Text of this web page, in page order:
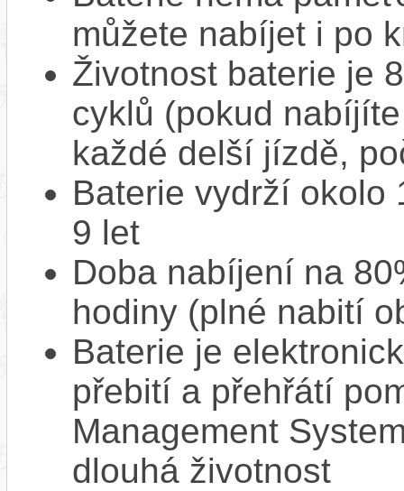
můžete nabíjet i po
Životnost baterie je
cyklů (pokud
každé delší jízdě,
Baterie vydrží okolo
9 let
Doba nabíjení na
hodiny (plné nabití
Baterie je
přebití a přehřátí
Management
dlouhá životnost